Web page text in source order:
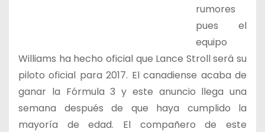
rumores
pues el
equipo
Williams ha hecho oficial que Lance Stroll será su
piloto oficial para 2017. El canadiense acaba de
ganar la Fórmula 3 y este anuncio llega una
semana después de que haya cumplido la
mayoría de edad. El compañero de este